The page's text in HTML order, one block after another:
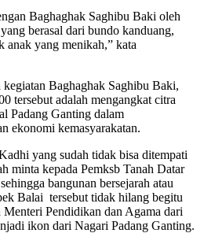
Baghaghak Saghibu Baki oleh
berasal dari bundo kanduang,
anak yang menikah,” kata
Baghaghak Saghibu Baki,
tersebut adalah mengangkat citra
Padang Ganting dalam
ekonomi kemasyarakatan.
yang sudah tidak bisa ditempati
minta kepada Pemksb Tanah Datar
bangunan bersejarah atau
Balai tersebut tidak hilang begitu
Pendidikan dan Agama dari
ikon dari Nagari Padang Ganting.